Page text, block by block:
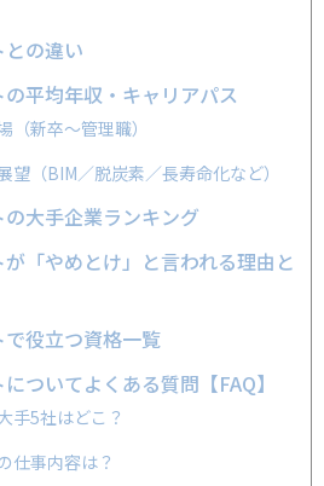
の違い
平均年収・キャリアパス
新卒〜管理職）
望（BIM／脱炭素／長寿命化など）
大手企業ランキング
「やめとけ」と言われる理由と
役立つ資格一覧
ついてよくある質問【FAQ】
手5社はどこ？
仕事内容は？